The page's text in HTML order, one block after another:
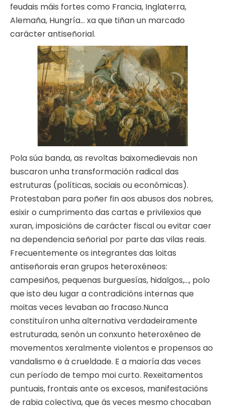
feudais máis fortes como Francia, Inglaterra,
Alemaña, Hungría… xa que tiñan un marcado
carácter antiseñorial.
Pola súa banda, as revoltas baixomedievais non
buscaron unha transformación radical das
estruturas (políticas, sociais ou económicas).
Protestaban para poñer fin aos abusos dos nobres,
esixir o cumprimento das cartas e privilexios que
xuran, imposicións de carácter fiscal ou evitar caer
na dependencia señorial por parte das vilas reais.
Frecuentemente os integrantes das loitas
antiseñorais eran grupos heteroxéneos:
campesiños, pequenas burguesías, hidalgos,…, polo
que isto deu lugar a contradicións internas que
moitas veces levaban ao fracaso.Nunca
constituíron unha alternativa verdadeiramente
estruturada, senón un conxunto heteroxéneo de
movementos xeralmente violentos e propensos ao
vandalismo e á crueldade. E a maioría das veces
cun período de tempo moi curto. Rexeitamentos
puntuais, frontais ante os excesos, manifestacións
de rabia colectiva, que ás veces mesmo chocaban